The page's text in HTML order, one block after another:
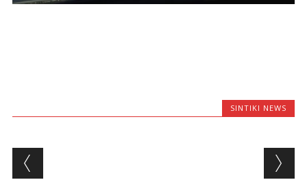
SINTIKI NEWS
Post navigation